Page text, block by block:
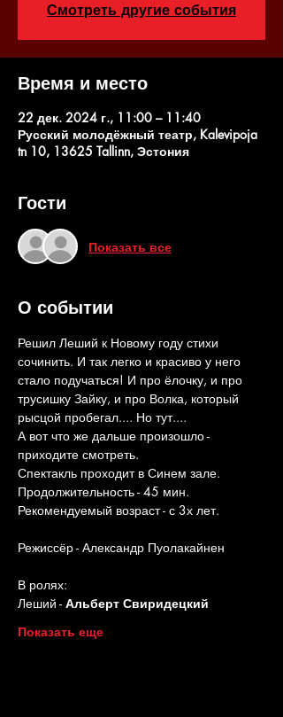
Смотреть другие события
Время и место
22 дек. 2024 г., 11:00 – 11:40
Русский молодёжный театр, Kalevipoja
tn 10, 13625 Tallinn, Эстония
Гости
Показать все
О событии
Решил Леший к Новому году стихи
сочинить. И так легко и красиво у него
стало подучаться! И про ёлочку, и про
трусишку Зайку, и про Волка, который
рысцой пробегал.... Но тут....
А вот что же дальше произошло -
приходите смотреть.
Спектакль проходит в Синем зале.
Продолжительность - 45 мин.
Рекомендуемый возраст - с 3х лет.
Режиссёр - Александр Пуолакайнен
В ролях:
Леший - Альберт Свиридецкий
Показать еще